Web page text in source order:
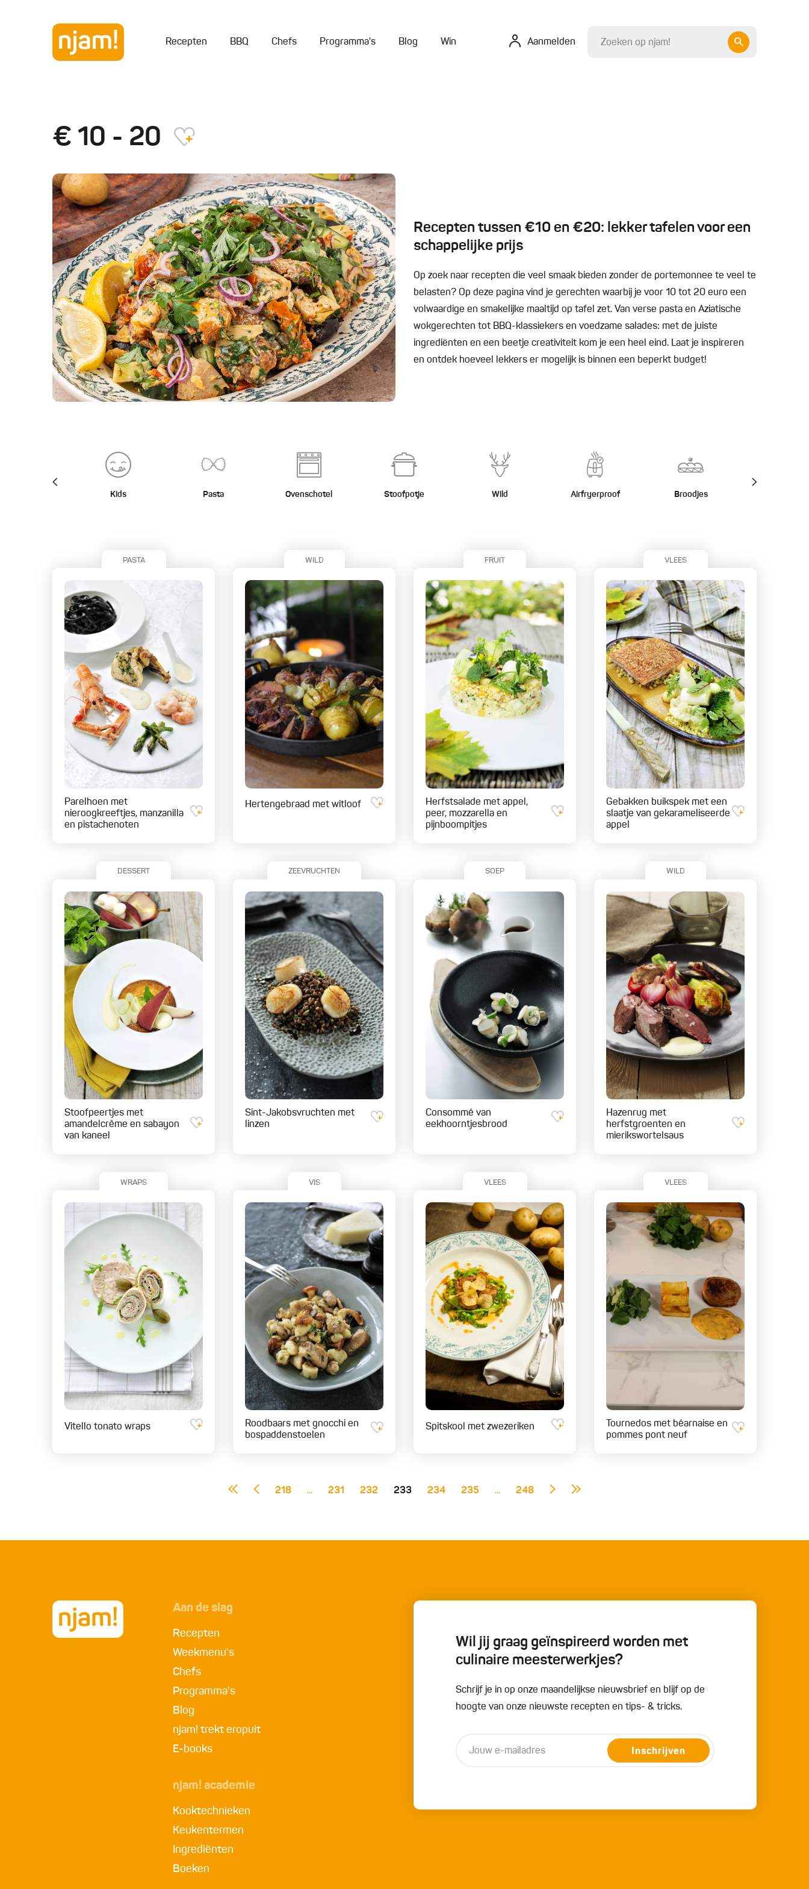
Recepten BBQ Chefs Programma's Blog Win Aanmelden
€ 10 - 20
Recepten tussen €10 en €20: lekker tafelen voor een
schappelijke prijs
Op zoek naar recepten die veel smaak bieden zonder de portemonnee te veel te
belasten? Op deze pagina vind je gerechten waarbij je voor 10 tot 20 euro een
volwaardige en smakelijke maaltijd op tafel zet. Van verse pasta en Aziatische
wokgerechten tot BBQ-klassiekers en voedzame salades: met de juiste
ingrediënten en een beetje creativiteit kom je een heel eind. Laat je inspireren
en ontdek hoeveel lekkers er mogelijk is binnen een beperkt budget!
Kids Pasta Ovenschotel Stoofpotje Wild Airfryerproof Broodjes
PASTA
Parelhoen met
nieroogkreeftjes, manzanilla
en pistachenoten
WILD
Hertengebraad met witloof
FRUIT
Herfstsalade met appel,
peer, mozzarella en
pijnboompitjes
VLEES
Gebakken buikspek met een
slaatje van gekarameliseerde
appel
DESSERT
Stoofpeertjes met
amandelcrème en sabayon
van kaneel
ZEEVRUCHTEN
Sint-Jakobsvruchten met
linzen
SOEP
Consommé van
eekhoorntjesbrood
WILD
Hazenrug met
herfstgroenten en
mierikswortelsaus
WRAPS
Vitello tonato wraps
VIS
Roodbaars met gnocchi en
bospaddenstoelen
VLEES
Spitskool met zwezeriken
VLEES
Tournedos met béarnaise en
pommes pont neuf
218 ... 231 232 233 234 235 ... 248
Aan de slag
Recepten
Weekmenu's
Chefs
Programma's
Blog
njam! trekt eropuit
E-books
njam! academie
Kooktechnieken
Keukentermen
Ingrediënten
Boeken
Wil jij graag geïnspireerd worden met
culinaire meesterwerkjes?
Schrijf je in op onze maandelijkse nieuwsbrief en blijf op de
hoogte van onze nieuwste recepten en tips- & tricks.
Inschrijven